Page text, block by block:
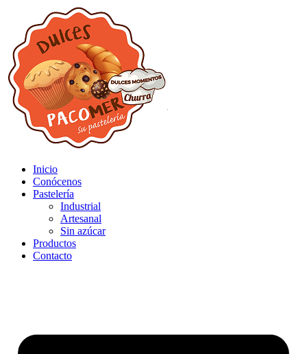
Inicio
Conócenos
Pastelería
Industrial
Artesanal
Sin azúcar
Productos
Contacto